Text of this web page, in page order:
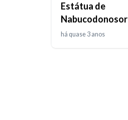
Estátua de
Nabucodonosor
há quase 3 anos